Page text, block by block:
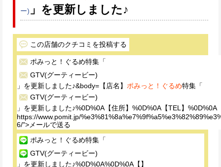
ー) 」を更新しました♪
この店舗のクチコミを投稿する
ポみっと！ぐるめ特集「
GTV(グーティービー)
」を更新しました♪&body=【店名】 ポみっと！ぐるめ特集「
GTV(グーティービー)
」を更新しました♪%0D%0A【住所】%0D%0A【TEL】%0D%0A
https://www.pomit.jp/
6/">メールで送る
ポみっと！ぐるめ特集「
GTV(グーティービー)
」を更新しました♪%0D%0A%0D%0A【】